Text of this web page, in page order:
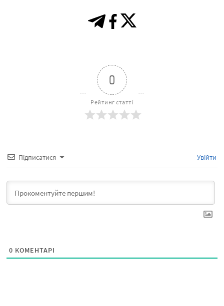
0
Рейтинг статті
Підписатися Увійти
0 КОМЕНТАРІ